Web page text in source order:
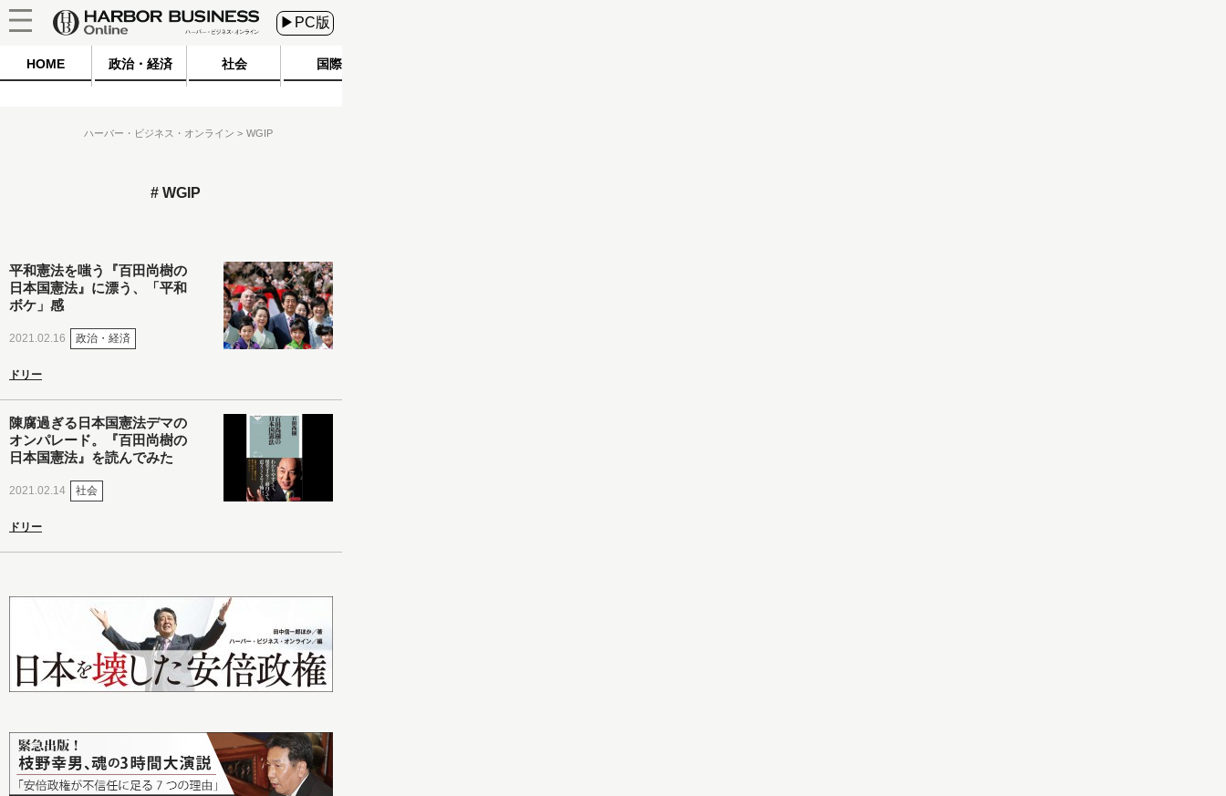
▶PC版
HOME 政治・経済 社会 国際
ハーバー・ビジネス・オンライン WGIP
WGIP
平和憲法を嗤う『百田尚樹の
日本国憲法』に漂う、「平和
ボケ」感
2021.02.16 政治・経済
ドリー
陳腐過ぎる日本国憲法デマの
オンパレード。『百田尚樹の
日本国憲法』を読んでみた
2021.02.14 社会
ドリー